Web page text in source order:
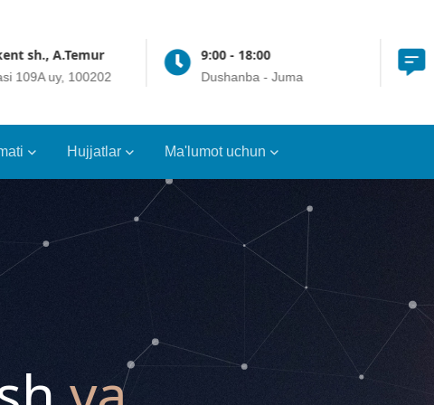
- Juma
Online 24/7
t.me/crrt_gup
Hujjatlar Ma'lumot uchun